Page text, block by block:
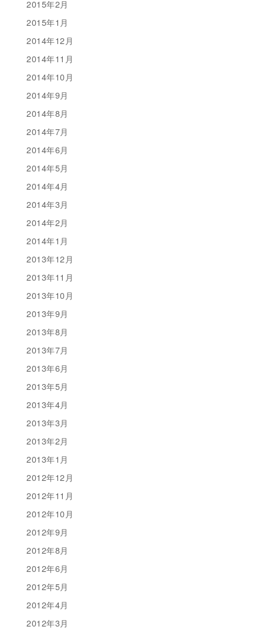
2015年2月
2015年1月
2014年12月
2014年11月
2014年10月
2014年9月
2014年8月
2014年7月
2014年6月
2014年5月
2014年4月
2014年3月
2014年2月
2014年1月
2013年12月
2013年11月
2013年10月
2013年9月
2013年8月
2013年7月
2013年6月
2013年5月
2013年4月
2013年3月
2013年2月
2013年1月
2012年12月
2012年11月
2012年10月
2012年9月
2012年8月
2012年6月
2012年5月
2012年4月
2012年3月